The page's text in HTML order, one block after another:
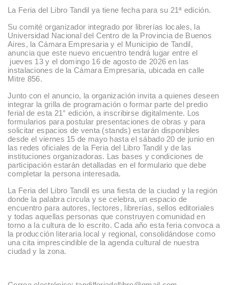
La Feria del Libro Tandil ya tiene fecha para su 21ª edición.
Su comité organizador integrado por librerías locales, la
Universidad Nacional del Centro de la Provincia de Buenos
Aires, la Cámara Empresaria y el Municipio de Tandil,
anuncia que este nuevo encuentro tendrá lugar entre el
jueves 13 y el domingo 16 de agosto de 2026 en las
instalaciones de la Cámara Empresaria, ubicada en calle
Mitre 856.
Junto con el anuncio, la organización invita a quienes deseen
integrar la grilla de programación o formar parte del predio
ferial de esta 21° edición, a inscribirse digitalmente. Los
formularios para postular presentaciones de obras y para
solicitar espacios de venta (stands) estarán disponibles
desde el viernes 15 de mayo hasta el sábado 20 de junio en
las redes oficiales de la Feria del Libro Tandil y de las
instituciones organizadoras. Las bases y condiciones de
participación estarán detalladas en el formulario que debe
completar la persona interesada.
La Feria del Libro Tandil es una fiesta de la ciudad y la región
donde la palabra circula y se celebra, un espacio de
encuentro para autores, lectores, librerías, sellos editoriales
y todas aquellas personas que construyen comunidad en
torno a la cultura de lo escrito. Cada año esta feria convoca a
la producción literaria local y regional, consolidándose como
una cita imprescindible de la agenda cultural de nuestra
ciudad y la zona.